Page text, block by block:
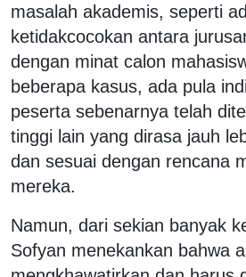
masalah akademis, seperti
ketidakcocokan antara
dengan minat calon
beberapa kasus, ada pula
peserta sebenarnya telah
tinggi lain yang dirasa jauh
dan sesuai dengan rencana
mereka.
Namun, dari sekian banyak
Sofyan menekankan bahwa